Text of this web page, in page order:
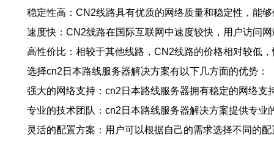
稳定性高：CN2线路具有优质的网络质量和稳定性，能
速度快：CN2线路在国际互联网中速度较快，用户访问
高性价比：相较于其他线路，CN2线路的价格相对较低
选择cn2日本路线服务器解决方案有以下几方面的优势：
强大的网络支持：cn2日本路线服务器拥有稳定的网络支
专业的技术团队：cn2日本路线服务器解决方案提供专
灵活的配置方案：用户可以根据自己的需求选择不同的